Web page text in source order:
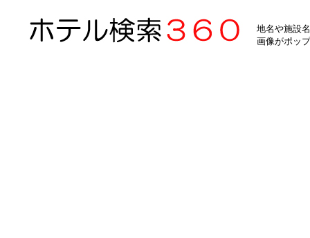
地名や施設
画像がポッ